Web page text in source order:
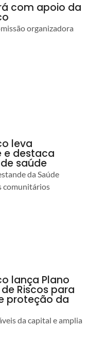
com apoio da
organizadora
leva
e destaca
saúde
da Saúde
comunitários
lança Plano
Riscos para
proteção da
da capital e amplia